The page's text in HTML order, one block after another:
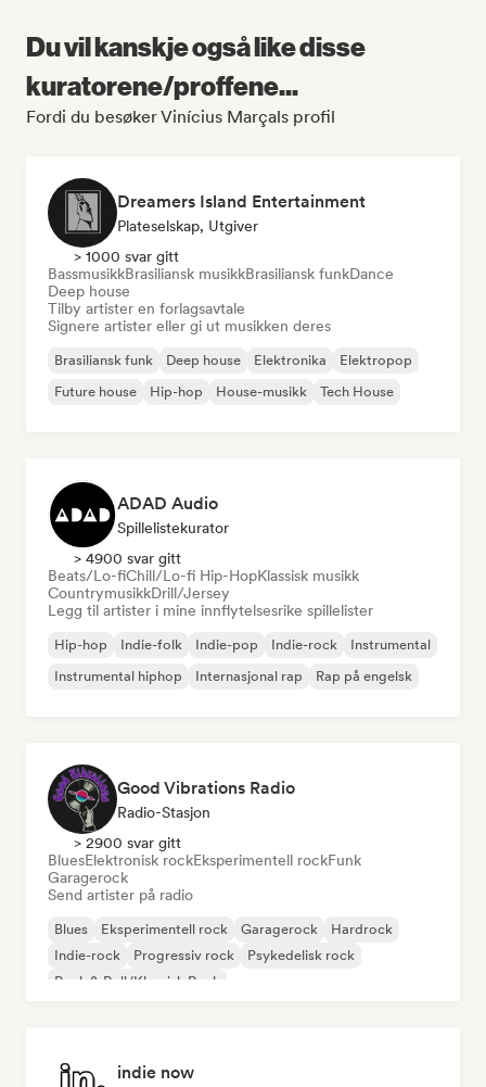
Du vil kanskje også like disse
kuratorene/proffene...
Fordi du besøker Vinícius Marçals profil
Dreamers Island Entertainment
Plateselskap, Utgiver
> 1000 svar gitt
BassmusikkBrasiliansk musikkBrasiliansk funkDance
Deep house
Tilby artister en forlagsavtale
Signere artister eller gi ut musikken deres
Brasiliansk funk Deep house Elektronika
Elektropop
Future house
Hip-hop House-musikk Tech House
ADAD Audio
Spillelistekurator
> 4900 svar gitt
Beats/Lo-fiChill/Lo-fi Hip-HopKlassisk musikk
CountrymusikkDrill/Jersey
Legg til artister i mine innflytelsesrike spillelister
Hip-hop Indie-folk Indie-pop Indie-rock
Instrumental
Instrumental hiphop
Internasjonal rap Rap på engelsk
Good Vibrations Radio
Radio-Stasjon
> 2900 svar gitt
BluesElektronisk rockEksperimentell rockFunk
Garagerock
Send artister på radio
Blues Eksperimentell rock Garagerock
Hardrock
Indie-rock
Progressiv rock
Psykedelisk rock
Rock & Roll/Klassisk Rock
indie now